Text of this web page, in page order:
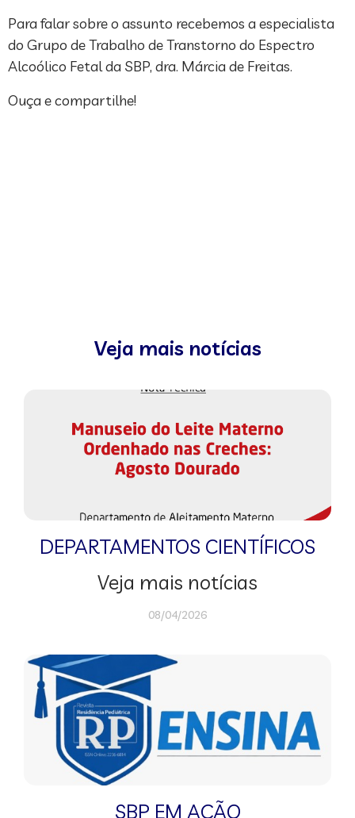
Para falar sobre o assunto recebemos a especialista
do Grupo de Trabalho de Transtorno do Espectro
Alcoólico Fetal da SBP, dra. Márcia de Freitas.
Ouça e compartilhe!
Veja mais notícias
DEPARTAMENTOS CIENTÍFICOS
Veja mais notícias
08/04/2026
SBP EM AÇÃO